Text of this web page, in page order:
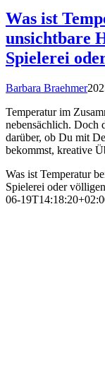
Was ist
unsichtbare
Spielerei
Barbara Braehmer
Temperatur im
nebensächlich. Doch
darüber, ob Du mit
bekommst, kreative
Was ist Temperatur
Spielerei oder
06-